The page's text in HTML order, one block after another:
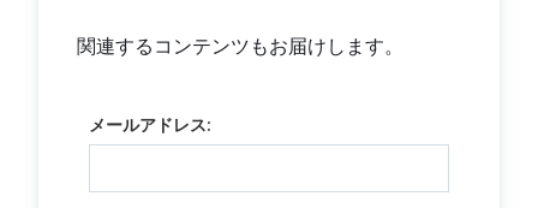
関連するコンテンツもお届けします。
メールアドレス: